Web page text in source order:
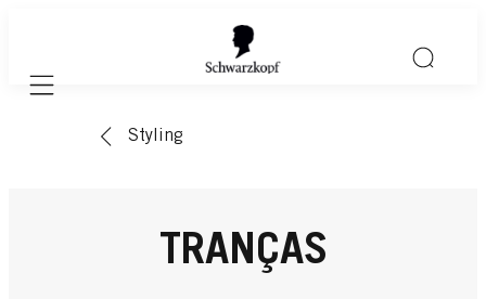
Mobile navigation
Styling
TRANÇAS